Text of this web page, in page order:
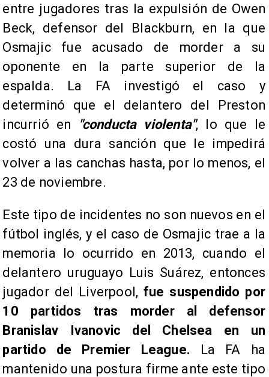
entre jugadores tras la expulsión de Owen
Beck, defensor del Blackburn, en la que
Osmajic fue acusado de morder a su
oponente en la parte superior de la
espalda. La FA investigó el caso y
determinó que el delantero del Preston
incurrió en
"conducta violenta", lo que le
costó una dura sanción que le impedirá
volver a las canchas hasta, por lo menos, el
23 de noviembre.
Este tipo de incidentes no son nuevos en el
fútbol inglés, y el caso de Osmajic trae a la
memoria lo ocurrido en 2013, cuando el
delantero uruguayo Luis Suárez, entonces
jugador del Liverpool, fue suspendido por
10 partidos tras morder al defensor
Branislav Ivanovic del Chelsea en un
partido de Premier League. La FA ha
mantenido una postura firme ante este tipo